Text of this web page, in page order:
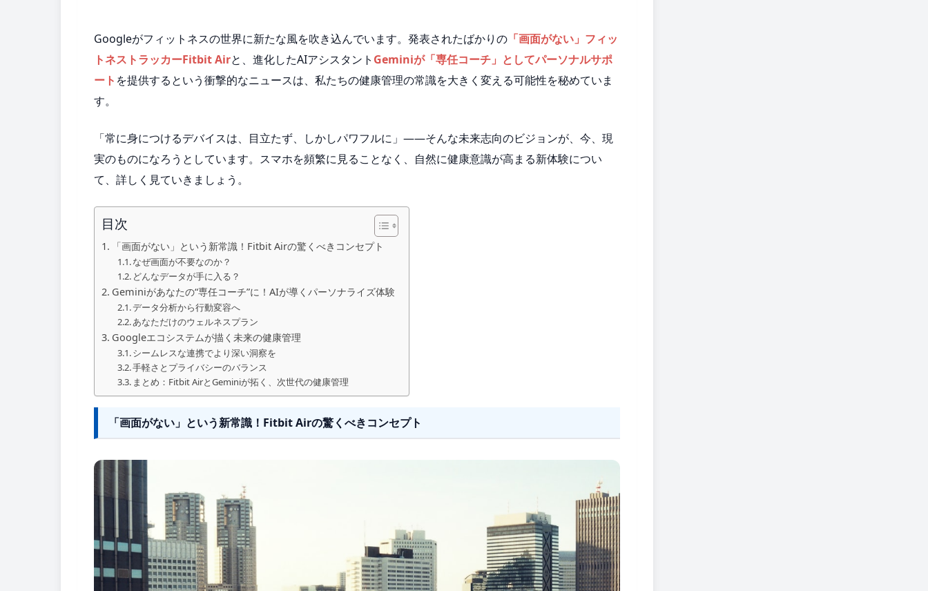
Googleがフィットネスの世界に新たな風を吹き込んでいます。発表されたばかりの 「画面がない」フィッ
トネストラッカーFitbit Airと、進化したAIアシスタント Geminiが「専任コーチ」としてパーソナルサポ
ート を提供するという衝撃的なニュースは、私たちの健康管理の常識を大きく変える可能性を秘めていま
す。
「常に身につけるデバイスは、目立たず、しかしパワフルに」――そんな未来志向のビジョンが、今、現
実のものになろうとしています。スマホを頻繁に見ることなく、自然に健康意識が高まる新体験につい
て、詳しく見ていきましょう。
目次
「画面がない」という新常識！Fitbit Airの驚くべきコンセプト
なぜ画面が不要なのか？
どんなデータが手に入る？
Geminiがあなたの“専任コーチ”に！AIが導くパーソナライズ体験
データ分析から行動変容へ
あなただけのウェルネスプラン
Googleエコシステムが描く未来の健康管理
シームレスな連携でより深い洞察を
手軽さとプライバシーのバランス
まとめ：Fitbit AirとGeminiが拓く、次世代の健康管理
「画面がない」という新常識！Fitbit Airの驚くべきコンセプト